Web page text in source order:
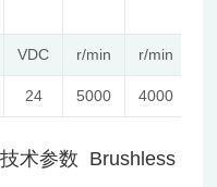
VDC r/min r/min
24 5000 4000
术参数 Brushless